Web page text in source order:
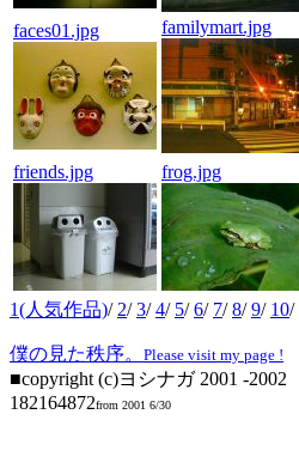
faces01.jpg familymart.jpg
friends.jpg frog.jpg
1(人気作品)/ 2/3/4/ 5/6/ 7/8/9/ 10/
僕の見た秩序。 Please visit my page !
■copyright (c)ヨシナガ 2001 -2002
182164872from 2001 6/30